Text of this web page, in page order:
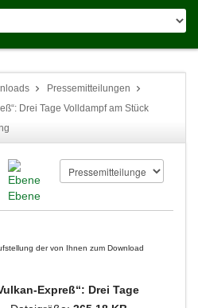
Pressemitteilungen
Drei Tage Volldampf am Stück
Ebene
der von Ihnen zum Download
Expreß“: Drei Tage